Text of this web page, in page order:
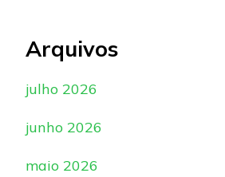
Arquivos
julho 2026
junho 2026
maio 2026